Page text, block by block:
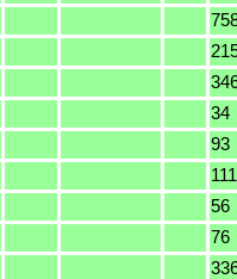
34
93
111
56
76